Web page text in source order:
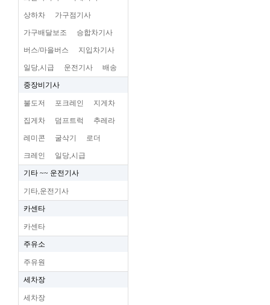
상하차 가구점기사
가구배달보조 승합차기사
버스/마을버스 지입차기사
일당,시급 운전기사 배송
중장비기사
불도저 포크레인 지게차
집게차 덤프트럭 추레라
레미콘 굴삭기 로더
크레인 일당,시급
기타 ~~ 운전기사
기타,운전기사
카센타
카센타
주유소
주유원
세차장
세차장